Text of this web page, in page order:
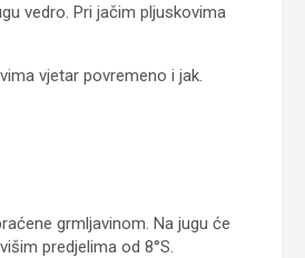
vedro. Pri jačim pljuskovima
vjetar povremeno i jak.
grmljavinom. Na jugu će
predjelima od 8°S.